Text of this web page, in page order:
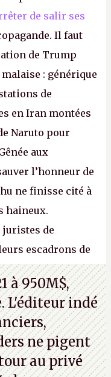
de salir ses
Il faut
de Trump
: générique
de
en Iran montées
Naruto pour
aux
l’honneur de
ne finisse cité à
haineux.
juristes de
escadrons de
du copyright
continuera
sur vos
à 950M$,
L'éditeur indé
ne pigent
au privé